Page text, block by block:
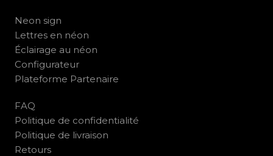
Neon sign
Lettres en néon
Éclairage au néon
Configurateur
Plateforme Partenaire
FAQ
Politique de confidentialité
Politique de livraison
Retours